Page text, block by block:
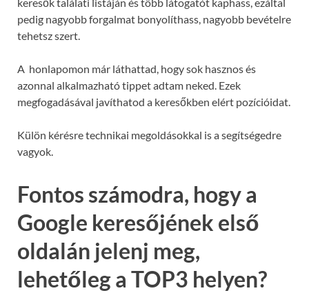
keresők találati listáján és több látogatót kaphass, ezáltal
pedig nagyobb forgalmat bonyolíthass, nagyobb bevételre
tehetsz szert.
A honlapomon már láthattad, hogy sok hasznos és
azonnal alkalmazható tippet adtam neked. Ezek
megfogadásával javíthatod a keresőkben elért pozícióidat.
Külön kérésre technikai megoldásokkal is a segítségedre
vagyok.
Fontos számodra, hogy a
Google keresőjének első
oldalán jelenj meg,
lehetőleg a TOP3 helyen?